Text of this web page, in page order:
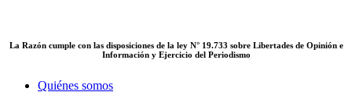
La Razón cumple con las disposiciones de la ley N° 19.733 sobre Libertades de Opinión e
Información y Ejercicio del Periodismo
Quiénes somos